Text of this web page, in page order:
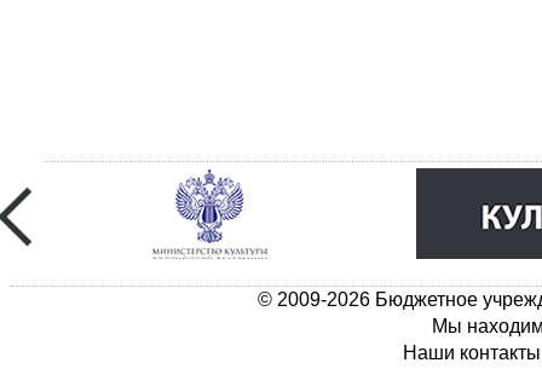
© 2009-2026 Бюджетное
Мы
Наши